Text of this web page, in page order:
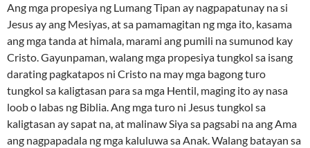
Ang mga propesiya ng Lumang Tipan ay nagpapatunay na si
Jesus ay ang Mesiyas, at sa pamamagitan ng mga ito, kasama
ang mga tanda at himala, marami ang pumili na sumunod kay
Cristo. Gayunpaman, walang mga propesiya tungkol sa isang
darating pagkatapos ni Cristo na may mga bagong turo
tungkol sa kaligtasan para sa mga Hentil, maging ito ay nasa
loob o labas ng Biblia. Ang mga turo ni Jesus tungkol sa
kaligtasan ay sapat na, at malinaw Siya sa pagsabi na ang Ama
ang nagpapadala ng mga kaluluwa sa Anak. Walang batayan sa